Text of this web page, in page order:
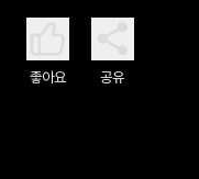
좋아요 공유